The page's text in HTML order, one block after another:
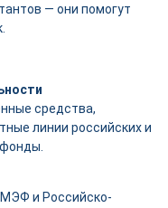
— они помогут
средства,
линии российских и
и Российско-